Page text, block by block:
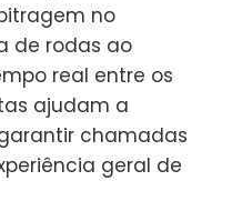
no
de rodas ao
real entre os
ajudam a
chamadas
geral de